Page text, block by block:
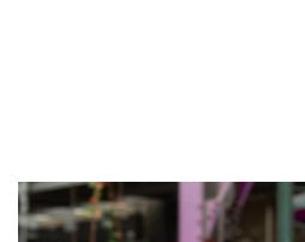
Overslaan